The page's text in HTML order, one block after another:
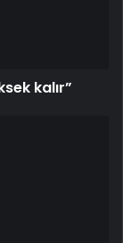
kalır”